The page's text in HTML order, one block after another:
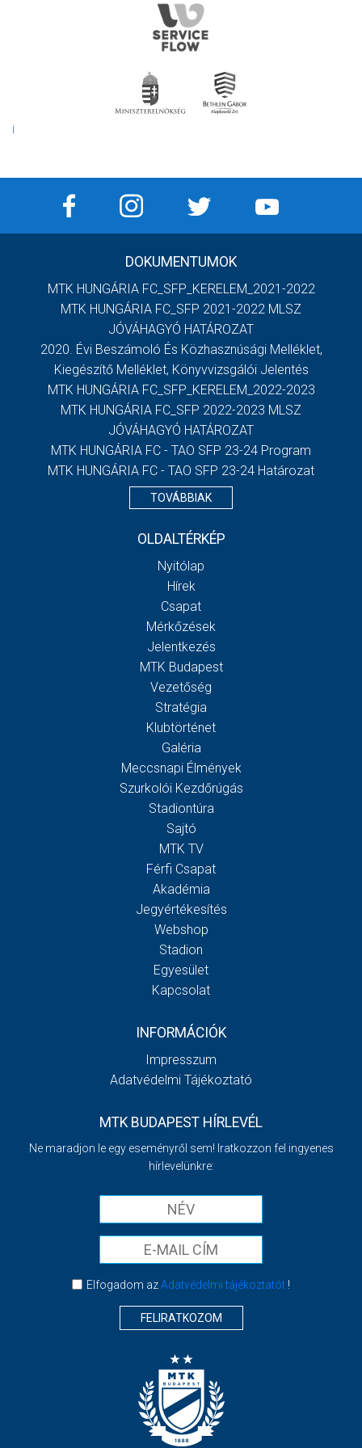
DOKUMENTUMOK
MTK HUNGÁRIA FC_SFP_KERELEM_2021-2022
MTK HUNGÁRIA FC_SFP 2021-2022 MLSZ
JÓVÁHAGYÓ HATÁROZAT
2020. Évi Beszámoló És Közhasznúsági Melléklet,
Kiegészítő Melléklet, Könyvvizsgálói Jelentés
MTK HUNGÁRIA FC_SFP_KERELEM_2022-2023
MTK HUNGÁRIA FC_SFP 2022-2023 MLSZ
JÓVÁHAGYÓ HATÁROZAT
MTK HUNGÁRIA FC - TAO SFP 23-24 Program
MTK HUNGÁRIA FC - TAO SFP 23-24 Határozat
TOVÁBBIAK
OLDALTÉRKÉP
Nyitólap
Hírek
Csapat
Mérkőzések
Jelentkezés
MTK Budapest
Vezetőség
Stratégia
Klubtörténet
Galéria
Meccsnapi Élmények
Szurkolói Kezdőrúgás
Stadiontúra
Sajtó
MTK TV
Férfi Csapat
Akadémia
Jegyértékesítés
Webshop
Stadion
Egyesület
Kapcsolat
INFORMÁCIÓK
Impresszum
Adatvédelmi Tájékoztató
MTK BUDAPEST HÍRLEVÉL
Ne maradjon le egy eseményről sem! Iratkozzon fel ingyenes
hírlevelünkre:
Elfogadom azAdatvédelmi tájékoztatót!
FELIRATKOZOM